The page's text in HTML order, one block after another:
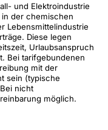
und Elektroindustrie
der chemischen
Lebensmittelindustrie
Diese legen
Urlaubsanspruch
Bei tarifgebundenen
mit der
sein (typische
nicht
möglich.